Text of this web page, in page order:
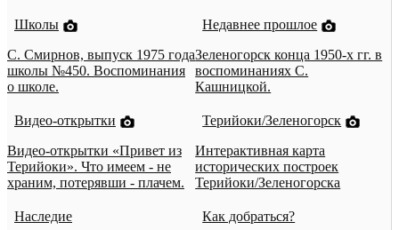
Школы
С. Смирнов, выпуск 1975 года
школы №450. Воспоминания
о школе.
Недавнее прошлое
Зеленогорск конца 1950-х гг. в
воспоминаниях С.
Кашницкой.
Видео-открытки
Видео-открытки «Привет из
Терийоки». Что имеем - не
храним, потерявши - плачем.
Терийоки/Зеленогорск
Интерактивная карта
исторических построек
Терийоки/Зеленогорска
Наследие
Как добраться?